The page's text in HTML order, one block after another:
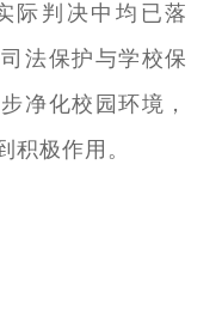
际判决中均已落
法保护与学校保
净化校园环境，
积极作用。